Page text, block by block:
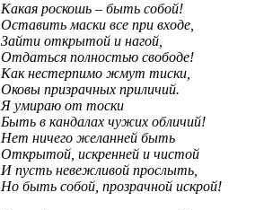
Какая роскошь – быть собой!
Оставить маски все при входе,
Зайти открытой и нагой,
Отдаться полностью свободе!
Как нестерпимо жмут тиски,
Оковы призрачных приличий.
Я умираю от тоски
Быть в кандалах чужих обличий!
Нет ничего желанней быть
Открытой, искренней и чистой
И пусть невежливой прослыть,
Но быть собой, прозрачной искрой!